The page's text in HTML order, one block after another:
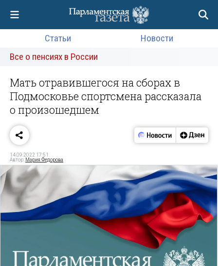
Статьи
Новости
Все о пенсиях в России
Мать отравившегося на сборах в
Подмосковье спортсмена рассказала
о произошедшем
14.09.2022 17:51
Автор: Мария Федорова